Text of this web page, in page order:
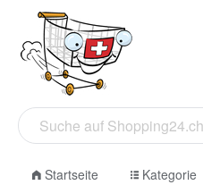
Startseite Kategorie